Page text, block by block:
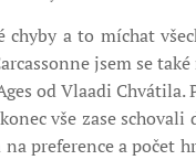
a to míchat
jsem se
od Vlaadi
vše zase schovali
preference a počet